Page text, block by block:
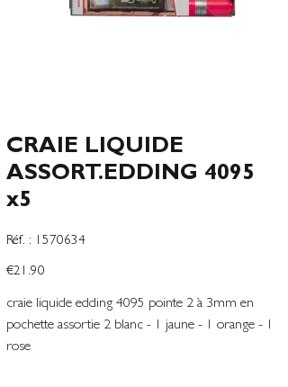
CRAIE LIQUIDE
ASSORT.EDDING 4095
x5
Réf. :
SKU
1570634
1570634
Price
€21.90
craie liquide edding 4095 pointe 2 à 3mm en
pochette assortie 2 blanc - 1 jaune - 1 orange - 1
rose